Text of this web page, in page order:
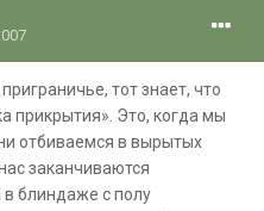
тот знает, что
прикрытия». Это, когда мы
отбиваемся в вырытых
заканчиваются
в блиндаже с полу